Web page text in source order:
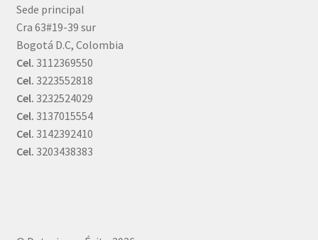
Sede principal
Cra 63#19-39 sur
Bogotá D.C, Colombia
Cel. 3112369550
Cel. 3223552818
Cel. 3232524029
Cel. 3137015554
Cel. 3142392410
Cel. 3203438383